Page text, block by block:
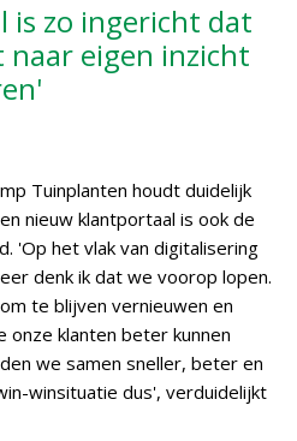
is zo ingericht dat
eigen inzicht
Tuinplanten houdt duidelijk
nieuw klantportaal is ook de
'Op het vlak van digitalisering
denk ik dat we voorop lopen.
te blijven vernieuwen en
klanten beter kunnen
we samen sneller, beter en
winsituatie dus', verduidelijkt